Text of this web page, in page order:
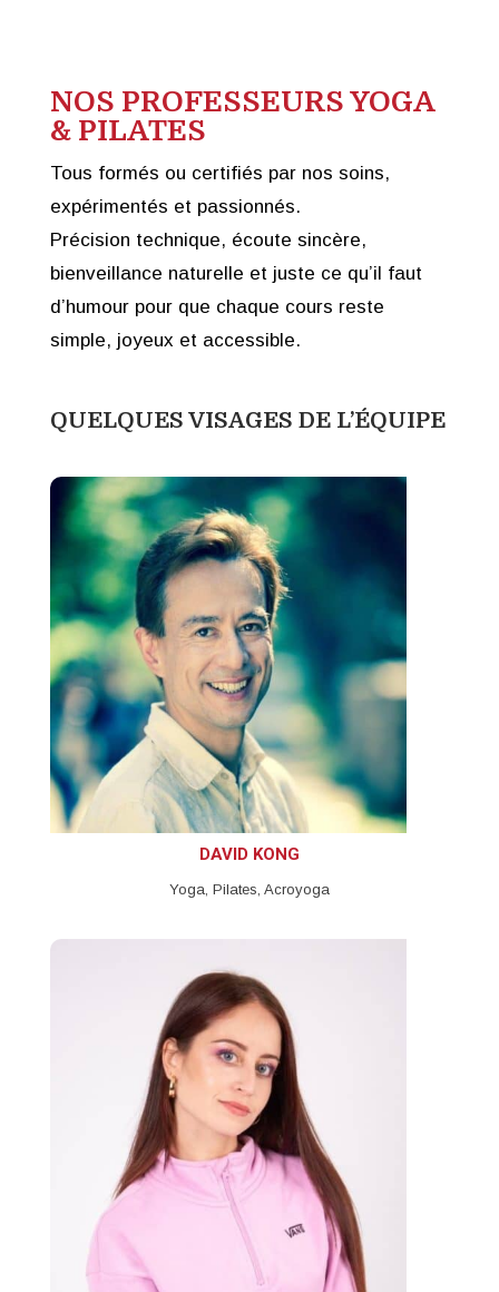
NOS PROFESSEURS YOGA
& PILATES
Tous formés ou certifiés par nos soins,
expérimentés et passionnés.
Précision technique, écoute sincère,
bienveillance naturelle et juste ce qu’il faut
d’humour pour que chaque cours reste
simple, joyeux et accessible.
QUELQUES VISAGES DE L’ÉQUIPE
DAVID KONG
Yoga, Pilates, Acroyoga